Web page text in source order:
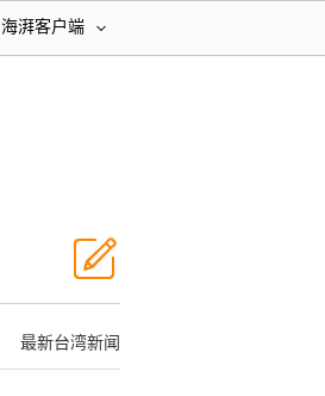
海湃客户端
最新台湾新闻